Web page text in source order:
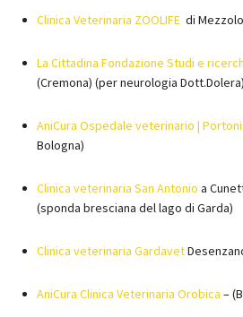
Clinica Veterinaria ZOOLIFE di
La Cittadina Fondazione Studi e
(Cremona) (per neurologia Dott.Dolera)
AniCura Ospedale veterinario |
Bologna)
Clinica veterinaria San Antonio a
(sponda bresciana del lago di Garda)
Clinica veterinaria Gardavet
AniCura Clinica Veterinaria Orobica –